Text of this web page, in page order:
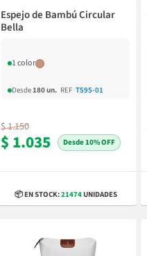
Espejo de Bambú Circular
Bella
1 color
Desde180 un. REF ·T595-01
$ 1.150
$ 1.035 10% OFF
📦 EN STOCK:21474UNIDADES